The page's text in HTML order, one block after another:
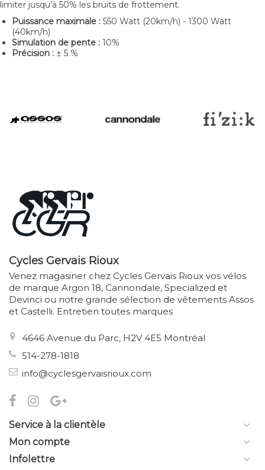
limiter jusqu’à 50% les bruits de frottement.
Puissance maximale : 550 Watt (20km/h) - 1300 Watt
(40km/h)
Simulation de pente : 10%
Précision : ± 5 %
Cycles Gervais Rioux
Venez magasiner chez Cycles Gervais Rioux vos vélos
de marque Argon 18, Cannondale, Specialized et
Devinci ou notre grande sélection de vêtements Assos
et Castelli. Entretien toutes marques
4646 Avenue du Parc, H2V 4E5 Montréal
514-278-1818
info@cyclesgervaisrioux.com
Service à la clientèle
Mon compte
Infolettre